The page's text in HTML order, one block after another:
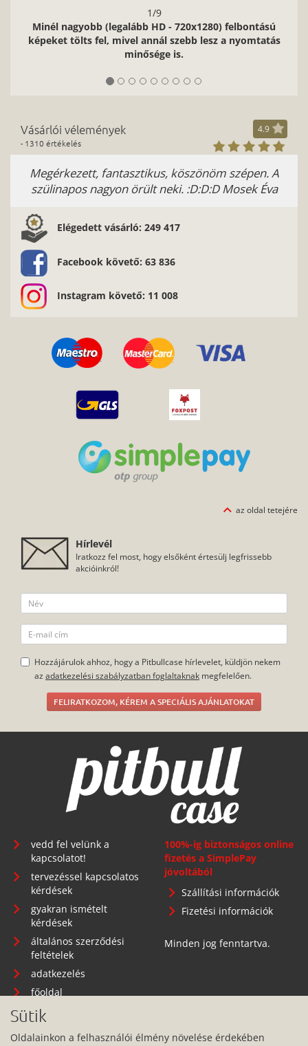
1/9
Minél nagyobb (legalább HD - 720x1280) felbontású
képeket tölts fel, mivel annál szebb lesz a nyomtatás
minősége is.
Vásárlói vélemények
- 1310 értékelés
4.9
Megérkezett, fantasztikus, köszönöm szépen. A
szülinapos nagyon örült neki. :D:D:D Mosek Éva
Elégedett vásárló: 249 417
Facebook követő: 63 836
Instagram követő: 11 008
az oldal tetejére
Hírlevél
Iratkozz fel most, hogy elsőként értesülj legfrissebb
akcióinkról!
Hozzájárulok ahhoz, hogy a Pitbullcase hírlevelet, küldjön nekem
az adatkezelési szabályzatban foglaltaknak megfelelően.
FELIRATKOZOM, KÉREM A SPECIÁLIS AJÁNLATOKAT
vedd fel velünk a
kapcsolatot!
tervezéssel kapcsolatos
kérdések
gyakran ismételt
kérdések
általános szerződési
feltételek
adatkezelés
főoldal
100%-ig biztonságos online
fizetés a SimplePay
jóvoltából
Szállítási információk
Fizetési információk
Minden jog fenntartva.
Sütik
Oldalainkon a felhasználói élmény növelése érdekében